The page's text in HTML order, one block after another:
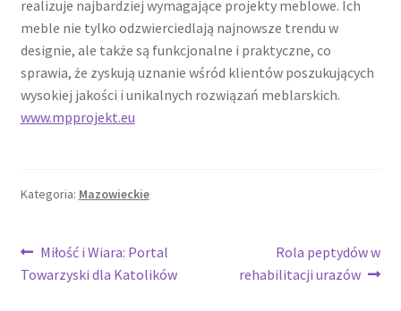
realizuje najbardziej wymagające projekty meblowe. Ich
meble nie tylko odzwierciedlają najnowsze trendu w
designie, ale także są funkcjonalne i praktyczne, co
sprawia, że zyskują uznanie wśród klientów poszukujących
wysokiej jakości i unikalnych rozwiązań meblarskich.
www.mpprojekt.eu
Kategoria: Mazowieckie
Nawigacja
wpisu
Poprzedni
wpis:
Miłość i Wiara: Portal
Towarzyski dla Katolików
Następny
wpis:
Rola peptydów w
rehabilitacji urazów